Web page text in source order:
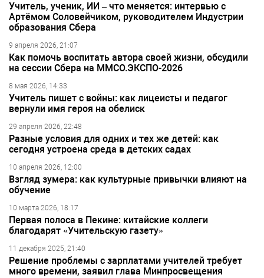
Учитель, ученик, ИИ – что меняется: интервью с
Артёмом Соловейчиком, руководителем Индустрии
образования Сбера
9 апреля 2026, 21:07
Как помочь воспитать автора своей жизни, обсудили
на сессии Сбера на ММСО.ЭКСПО-2026
8 мая 2026, 14:33
Учитель пишет с войны: как лицеисты и педагог
вернули имя героя на обелиск
29 апреля 2026, 22:48
Разные условия для одних и тех же детей: как
сегодня устроена среда в детских садах
10 апреля 2026, 12:00
Взгляд зумера: как культурные привычки влияют на
обучение
10 марта 2026, 18:17
Первая полоса в Пекине: китайские коллеги
благодарят «Учительскую газету»
11 декабря 2025, 21:40
Решение проблемы с зарплатами учителей требует
много времени, заявил глава Минпросвещения